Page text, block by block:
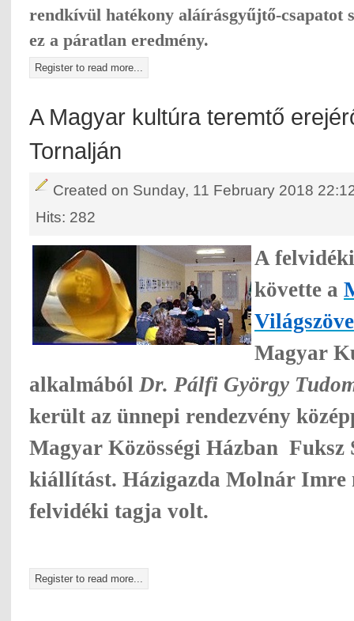
rendkívül hatékony aláírásgyűjtő-csapatot
ez a páratlan eredmény.
Register to read more...
A Magyar kultúra teremtő
Tornalján
Created on Sunday, 11 February 2018
Hits: 282
A
követte a
Magyar
alkalmából Dr. Pálfi György
került az ünnepi rendezvény
Magyar Közösségi Házban Fuksz
kiállítást. Házigazda Molnár Imre
felvidéki tagja volt.
Register to read more...